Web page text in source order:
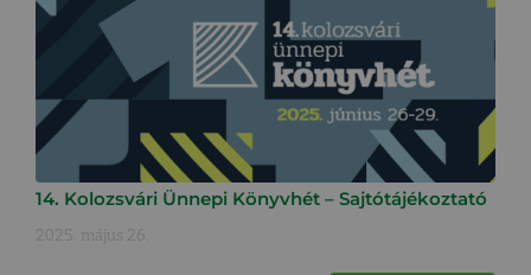
14. Kolozsvári Ünnepi Könyvhét – Sajtótájékoztató
2025. május 26.